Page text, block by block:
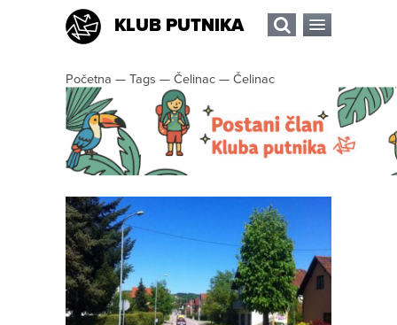
KLUB PUTNIKA
Početna — Tags — Čelinac — Čelinac